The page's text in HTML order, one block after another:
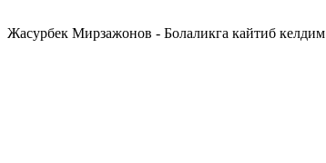
Жасурбек Мирзажонов - Болаликга кайтиб келдим